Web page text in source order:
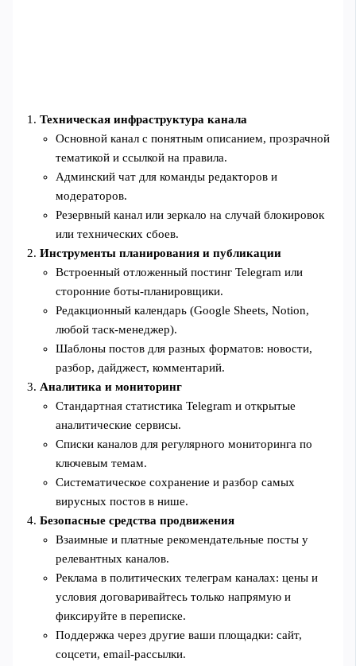
Техническая инфраструктура канала
Основной канал с понятным описанием, прозрачной
тематикой и ссылкой на правила.
Админский чат для команды редакторов и
модераторов.
Резервный канал или зеркало на случай блокировок
или технических сбоев.
Инструменты планирования и публикации
Встроенный отложенный постинг Telegram или
сторонние боты‑планировщики.
Редакционный календарь (Google Sheets, Notion,
любой таск‑менеджер).
Шаблоны постов для разных форматов: новости,
разбор, дайджест, комментарий.
Аналитика и мониторинг
Стандартная статистика Telegram и открытые
аналитические сервисы.
Списки каналов для регулярного мониторинга по
ключевым темам.
Систематическое сохранение и разбор самых
вирусных постов в нише.
Безопасные средства продвижения
Взаимные и платные рекомендательные посты у
релевантных каналов.
Реклама в политических телеграм каналах: цены и
условия договаривайтесь только напрямую и
фиксируйте в переписке.
Поддержка через другие ваши площадки: сайт,
соцсети, email‑рассылки.